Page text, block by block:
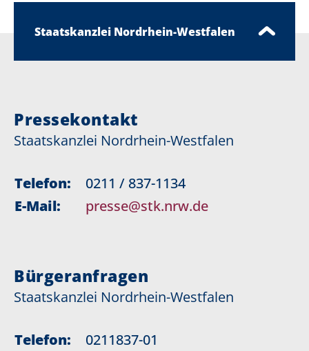
Staatskanzlei Nordrhein-Westfalen
Pressekontakt
Staatskanzlei Nordrhein-Westfalen
Telefon:
0211 / 837-1134
E-Mail:
presse@stk.nrw.de
Bürgeranfragen
Staatskanzlei Nordrhein-Westfalen
Telefon:
0211837-01